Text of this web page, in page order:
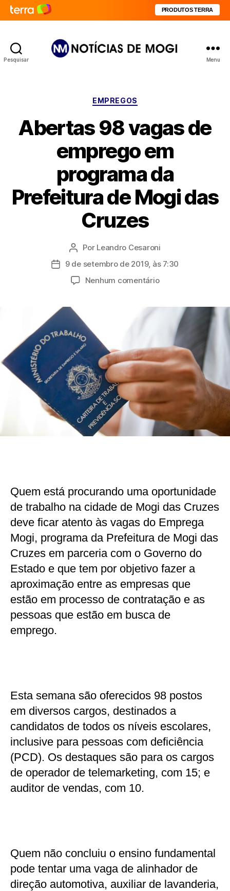
PRODUTOS TERRA
Pesquisar Menu
Categorias
EMPREGOS
Abertas 98 vagas de
emprego em
programa da
Prefeitura de Mogi das
Cruzes
Autor
do
Por Leandro Cesaroni
Data
publicação
9 de setembro de 2019, às 7:30
Nenhum comentárioem
vagas
emprego
em
programa
da
Prefeitura
de
Mogi
das
Cruzes
Quem está procurando uma oportunidade
de trabalho na cidade de Mogi das Cruzes
deve ficar atento às vagas do Emprega
Mogi, programa da Prefeitura de Mogi das
Cruzes em parceria com o Governo do
Estado e que tem por objetivo fazer a
aproximação entre as empresas que
estão em processo de contratação e as
pessoas que estão em busca de
emprego.
Esta semana são oferecidos 98 postos
em diversos cargos, destinados a
candidatos de todos os níveis escolares,
inclusive para pessoas com deficiência
(PCD). Os destaques são para os cargos
de operador de telemarketing, com 15; e
auditor de vendas, com 10.
Quem não concluiu o ensino fundamental
pode tentar uma vaga de alinhador de
direção automotiva, auxiliar de lavanderia,